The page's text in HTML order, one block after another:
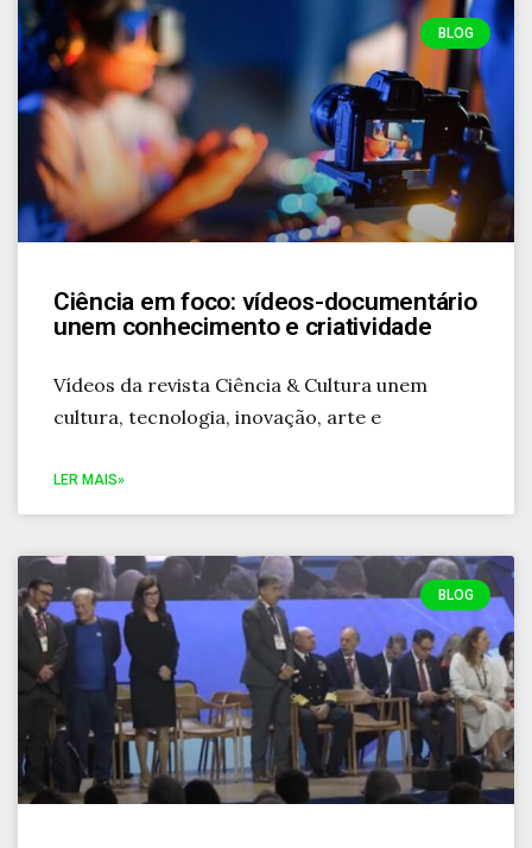
BLOG
Ciência em foco: vídeos-documentário
unem conhecimento e criatividade
Vídeos da revista Ciência & Cultura unem
cultura, tecnologia, inovação, arte e
LER MAIS»
BLOG